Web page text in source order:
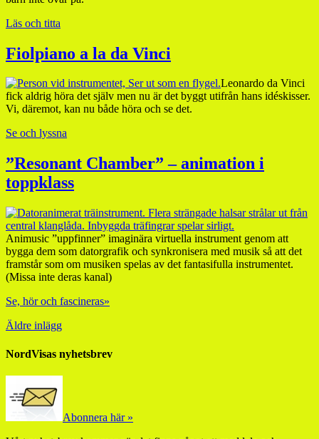
Läs och titta
Fiolpiano a la da Vinci
Leonardo da Vinci
fick aldrig höra det själv men nu är det byggt utifrån hans idéskisser.
Vi, däremot, kan nu både höra och se det.
Se och lyssna
”Resonant Chamber” – animation i
toppklass
Animusic ”uppfinner” imaginära virtuella instrument genom att
bygga dem som datorgrafik och synkronisera med musik så att det
framstår som om musiken spelas av det fantasifulla instrumentet.
(Missa inte deras kanal)
Se, hör och fascineras»
Äldre inlägg
NordVisas nyhetsbrev
Abonnera här »